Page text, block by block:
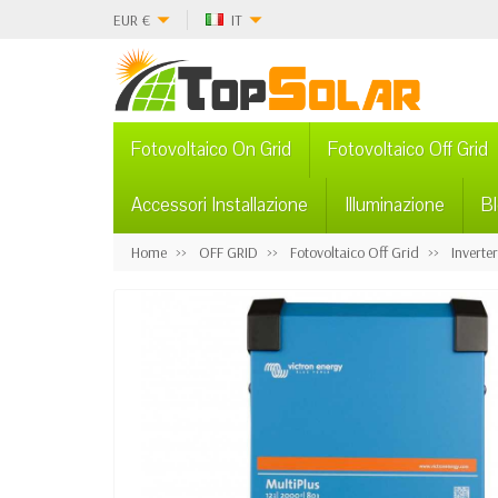
EUR € IT
Fotovoltaico On Grid Fotovoltaico Off Grid
Accessori Installazione Illuminazione
Home OFF GRID Fotovoltaico Off Grid